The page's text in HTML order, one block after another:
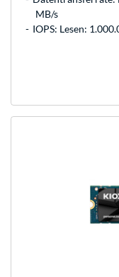
MB/s
IOPS: Lesen: